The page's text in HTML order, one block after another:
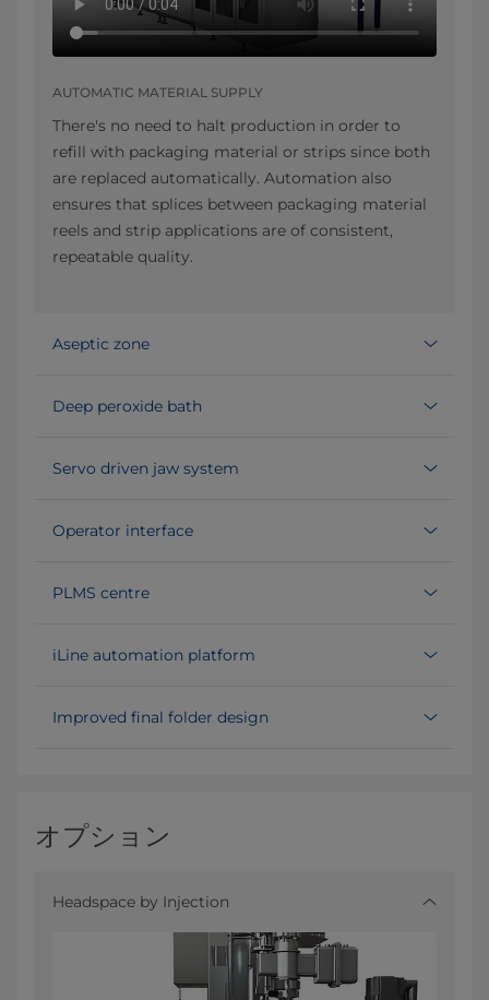
AUTOMATIC MATERIAL SUPPLY
There's no need to halt production in order to
refill with packaging material or strips since both
are replaced automatically. Automation also
ensures that splices between packaging material
reels and strip applications are of consistent,
repeatable quality.
Aseptic zone
Deep peroxide bath
Servo driven jaw system
Operator interface
PLMS centre
iLine automation platform
Improved final folder design
オプション
Headspace by Injection